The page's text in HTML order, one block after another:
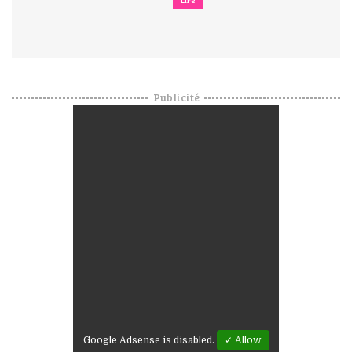
Publicité
Google Adsense is disabled. ✓ Allow